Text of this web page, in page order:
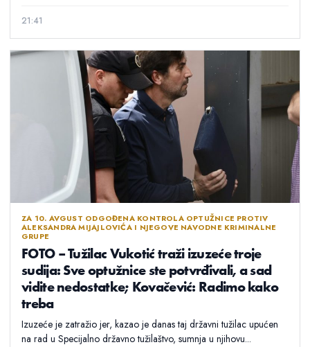
21:41
ZA 10. AVGUST ODGOĐENA KONTROLA OPTUŽNICE PROTIV
ALEKSANDRA MIJAJLOVIĆA I NJEGOVE NAVODNE KRIMINALNE
GRUPE
FOTO – Tužilac Vukotić traži izuzeće troje
sudija: Sve optužnice ste potvrđivali, a sad
vidite nedostatke; Kovačević: Radimo kako
treba
Izuzeće je zatražio jer, kazao je danas taj državni tužilac upućen
na rad u Specijalno državno tužilaštvo, sumnja u njihovu...